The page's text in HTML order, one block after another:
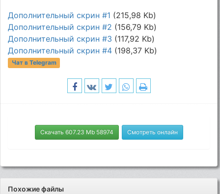
Дополнительный скрин #1 (215,98 Kb)
Дополнительный скрин #2 (156,79 Kb)
Дополнительный скрин #3 (117,92 Kb)
Дополнительный скрин #4 (198,37 Kb)
Чат в Telegram
Скачать 607.23 Mb 58974 Смотреть онлайн
Похожие файлы